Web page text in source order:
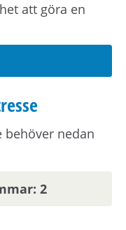
ligger inom
för en
i form av
att göra en
behöver nedan
2